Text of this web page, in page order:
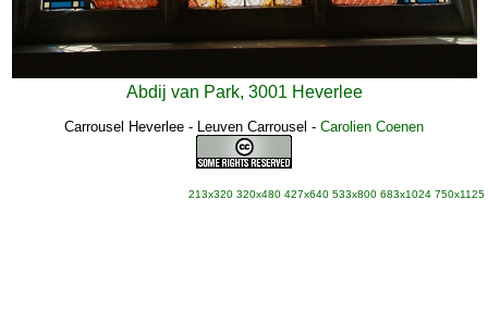
Abdij van Park, 3001 Heverlee
Carrousel Heverlee - Leuven Carrousel - Carolien Coenen
213x320 320x480 427x640 533x800 683x1024 750x1125